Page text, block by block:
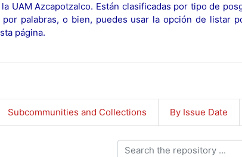
UAM Azcapotzalco. Están clasificadas por tipo de
por palabras, o bien, puedes usar la opción de listar
página.
Subcommunities and Collections By Issue Date